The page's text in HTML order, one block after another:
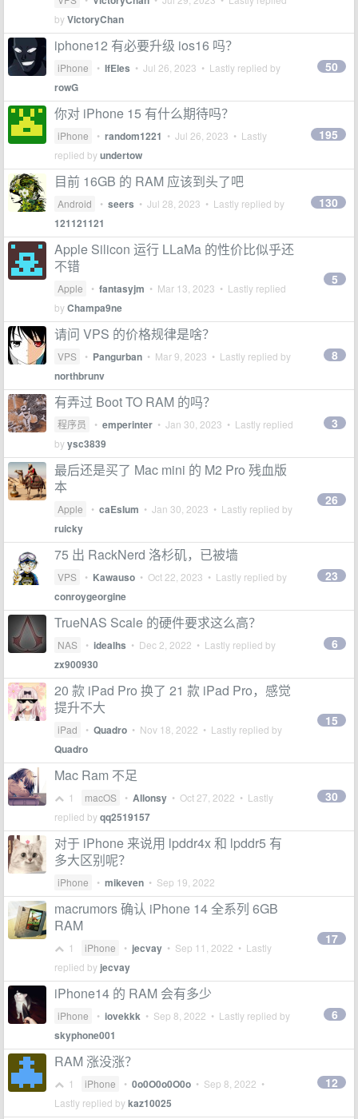
byVictoryChan
iphone12 有必要升级 ios16 吗？
iPhone • IfEles • Jul 26, 2023 • Lastly replied by
rowG
50
你对 iPhone 15 有什么期待吗？
iPhone • random1221 • Jul 26, 2023 • Lastly
replied byundertow
195
目前 16GB 的 RAM 应该到头了吧
Android • seers • Jul 28, 2023 • Lastly replied by
121121121
130
Apple Silicon 运行 LLaMa 的性价比似乎还
不错
Apple • fantasyjm • Mar 13, 2023 • Lastly replied
byChampa9ne
5
请问 VPS 的价格规律是啥？
VPS • Pangurban • Mar 9, 2023 • Lastly replied by
northbrunv
8
有弄过 Boot TO RAM 的吗？
程序员 • emperinter • Jan 30, 2023 • Lastly replied
byysc3839
3
最后还是买了 Mac mini 的 M2 Pro 残血版
本
Apple • caEsIum • Jan 30, 2023 • Lastly replied by
ruicky
26
75 出 RackNerd 洛杉矶，已被墙
VPS • Kawauso • Oct 22, 2023 • Lastly replied by
conroygeorgine
23
TrueNAS Scale 的硬件要求这么高？
NAS • idealhs • Dec 2, 2022 • Lastly replied by
zx900930
6
20 款 iPad Pro 换了 21 款 iPad Pro，感觉
提升不大
iPad • Quadro • Nov 18, 2022 • Lastly replied by
Quadro
15
Mac Ram 不足
1 macOS • Allonsy • Oct 27, 2022 • Lastly
replied byqq2519157
30
对于 iPhone 来说用 lpddr4x 和 lpddr5 有
多大区别呢？
iPhone • mikeven • Sep 19, 2022
macrumors 确认 iPhone 14 全系列 6GB
RAM
1 iPhone • jecvay • Sep 11, 2022 • Lastly
replied by jecvay
17
iPhone14 的 RAM 会有多少
iPhone • iovekkk • Sep 8, 2022 • Lastly replied by
skyphone001
6
RAM 涨没涨？
1 iPhone • 0o0O0o0O0o • Sep 8, 2022 •
Lastly replied bykaz10025
12